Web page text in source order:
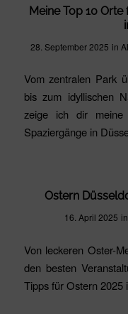
Meine Top 10
28. September 2025 in
Vom zentralen Park
bis zum idyllischen
zeige ich dir meine
Spaziergänge in
Ostern
16. April 2025 in
Von leckeren Oster-
den besten
Tipps für Ostern 2025